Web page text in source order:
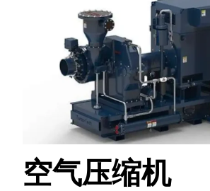
空气压缩机